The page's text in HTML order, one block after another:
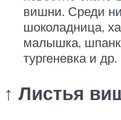
вишни. Среди
шоколадница,
малышка,
тургеневка и др.
↑ Листья